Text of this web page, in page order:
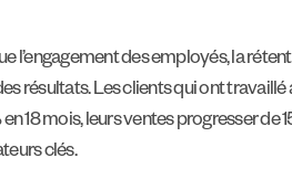
l’engagement des employés, la
résultats. Les clients qui ont travaillé
18 mois, leurs ventes progresser de
clés.